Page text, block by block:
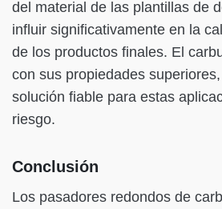
del material de las plantillas de
influir significativamente en la
de los productos finales. El
con sus propiedades
solución fiable para estas
riesgo.
Conclusión
Los pasadores redondos de